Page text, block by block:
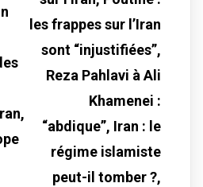
les frappes sur l’Iran
sont “injustifiées”,
Reza Pahlavi à Ali
Khamenei :
“abdique”, Iran : le
régime islamiste
peut-il tomber ?,